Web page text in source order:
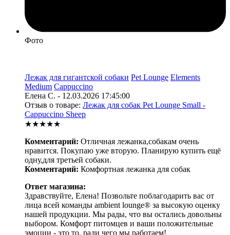
Фото
Лежак для гигантской собаки Pet Lounge Elements
Medium Cappuccino
Елена С. - 12.03.2026 17:45:00
Отзыв о товаре: Лежак для собак Pet Lounge Small -
Cappuccino Sheep
★★★★★
Комментарий: Отличная лежанка,собакам очень
нравится. Покупаю уже вторую. Планирую купить ещё
одну,для третьей собаки.
Комментарий: Комфортная лежанка для собак
Ответ магазина:
Здравствуйте, Елена! Позвольте поблагодарить вас от
лица всей команды ambient lounge® за высокую оценку
нашей продукции. Мы рады, что вы остались довольны
выбором. Комфорт питомцев и ваши положительные
эмоции - это то, ради чего мы работаем!